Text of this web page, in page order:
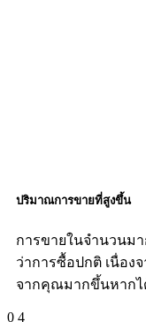
ปริมาณการขายที่สูงขึ้น
การขายในจำนวน
ว่าการซื้อปกติ เนื่อ
จากคุณมากขึ้นหากไ
0 4